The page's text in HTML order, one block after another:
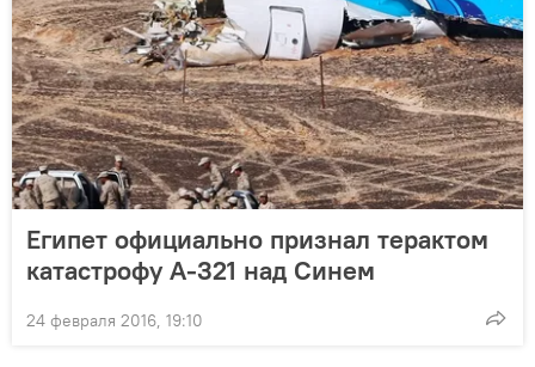
Египет официально признал терактом
катастрофу А-321 над Синем
24 февраля 2016, 19:10